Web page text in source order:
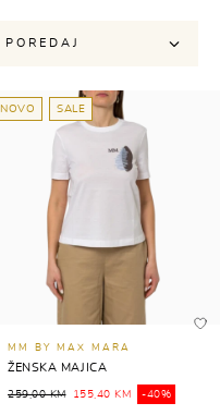
POREDAJ
NOVO SALE
MM BY MAX MARA
ŽENSKA MAJICA
259,00 KM 155,40 KM -40%